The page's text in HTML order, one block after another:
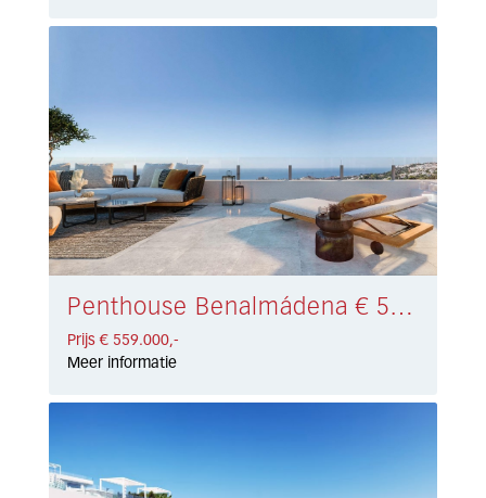
Penthouse Benalmádena € 559.000,-
Prijs € 559.000,-
Meer informatie